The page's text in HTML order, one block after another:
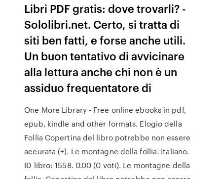
Libri PDF gratis: dove trovarli? -
Sololibri.net. Certo, si tratta di
siti ben fatti, e forse anche utili.
Un buon tentativo di avvicinare
alla lettura anche chi non è un
assiduo frequentatore di
One More Library - Free online ebooks in pdf,
epub, kindle and other formats. Elogio della
Follia Copertina del libro potrebbe non essere
accurata (+). Le montagne della follia. Italiano.
ID libro: 1558. 0.00 (0 voti). Le montagne della